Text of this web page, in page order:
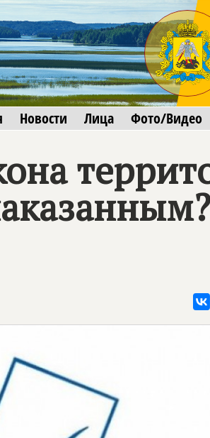
Новости Лица Фото/Видео